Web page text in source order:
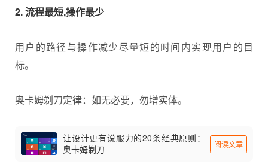
2. 流程最短,操作最少
用户的路径与操作减少尽量短的时间内实现用户的目
标。
奥卡姆剃刀定律：如无必要，勿增实体。
让设计更有说服力的20条经典原则：
奥卡姆剃刀
阅读文章